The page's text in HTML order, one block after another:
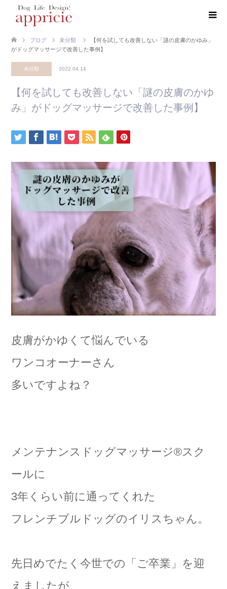
ブログ 未分類
【何を試しても改善しない「謎の皮膚のかゆみ」
がドッグマッサージで改善した事例】
未分類 2022.04.14
【何を試しても改善しない「謎の皮膚のかゆ
み」がドッグマッサージで改善した事例】
皮膚がかゆくて悩んでいる
ワンコオーナーさん
多いですよね？
メンテナンスドッグマッサージ®️スク
ールに
3年くらい前に通ってくれた
フレンチブルドッグのイリスちゃん。
先日めでたく今世での「ご卒業」を迎
えましたが、